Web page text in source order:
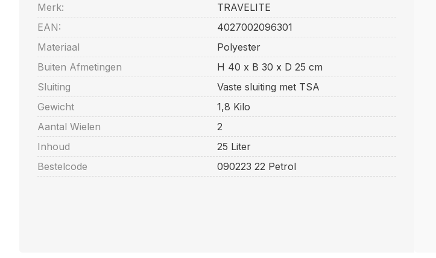
Merk:
TRAVELITE
EAN:
4027002096301
Materiaal
Polyester
Buiten Afmetingen
H 40 x B 30 x D 25 cm
Sluiting
Vaste sluiting met TSA
Gewicht
1,8 Kilo
Aantal Wielen
2
Inhoud
25 Liter
Bestelcode
090223 22 Petrol